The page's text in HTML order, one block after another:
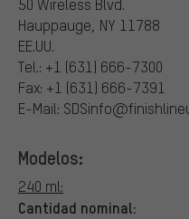
50 Wireless Blvd.
Hauppauge, NY 11788
EE.UU.
Tel.: +1 (631) 666-7300
Fax: +1 (631) 666-7391
E-Mail:
Modelos:
240 ml:
Cantidad nominal: